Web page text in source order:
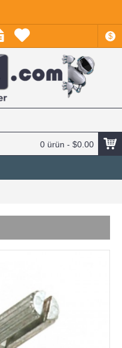
$
0 ürün - $0.00